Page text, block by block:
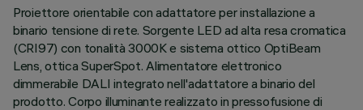
Proiettore orientabile con adattatore per installazione a
binario tensione di rete. Sorgente LED ad alta resa cromatica
(CRI97) con tonalità 3000K e sistema ottico OptiBeam
Lens, ottica SuperSpot. Alimentatore elettronico
dimmerabile DALI integrato nell'adattatore a binario del
prodotto. Corpo illuminante realizzato in pressofusione di